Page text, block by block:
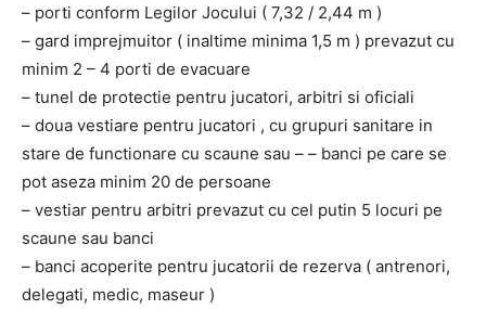
– porti conform Legilor Jocului ( 7,32 / 2,44 m )
– gard imprejmuitor ( inaltime minima 1,5 m ) prevazut cu
minim 2 – 4 porti de evacuare
– tunel de protectie pentru jucatori, arbitri si oficiali
– doua vestiare pentru jucatori , cu grupuri sanitare in
stare de functionare cu scaune sau – – banci pe care se
pot aseza minim 20 de persoane
– vestiar pentru arbitri prevazut cu cel putin 5 locuri pe
scaune sau banci
– banci acoperite pentru jucatorii de rezerva ( antrenori,
delegati, medic, maseur )